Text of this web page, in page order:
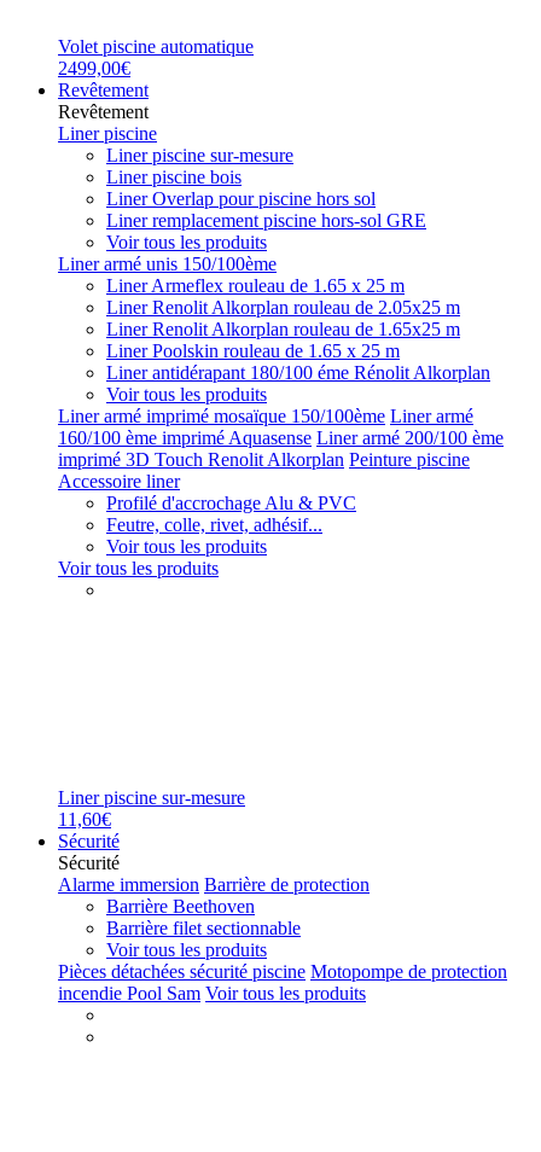
Volet piscine automatique
2499,00€
Revêtement
Revêtement
Liner piscine
Liner piscine sur-mesure
Liner piscine bois
Liner Overlap pour piscine hors sol
Liner remplacement piscine hors-sol GRE
Voir tous les produits
Liner armé unis 150/100ème
Liner Armeflex rouleau de 1.65 x 25 m
Liner Renolit Alkorplan rouleau de 2.05x25 m
Liner Renolit Alkorplan rouleau de 1.65x25 m
Liner Poolskin rouleau de 1.65 x 25 m
Liner antidérapant 180/100 éme Rénolit Alkorplan
Voir tous les produits
Liner armé imprimé mosaïque 150/100ème Liner armé
160/100 ème imprimé Aquasense Liner armé 200/100 ème
imprimé 3D Touch Renolit Alkorplan Peinture piscine
Accessoire liner
Profilé d'accrochage Alu & PVC
Feutre, colle, rivet, adhésif...
Voir tous les produits
Voir tous les produits
Liner piscine sur-mesure
11,60€
Sécurité
Sécurité
Alarme immersion Barrière de protection
Barrière Beethoven
Barrière filet sectionnable
Voir tous les produits
Pièces détachées sécurité piscine Motopompe de protection
incendie Pool Sam Voir tous les produits